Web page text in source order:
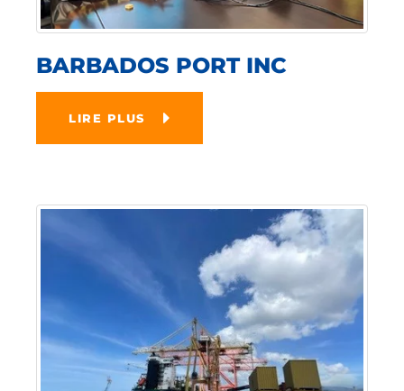
BARBADOS PORT INC
LIRE PLUS